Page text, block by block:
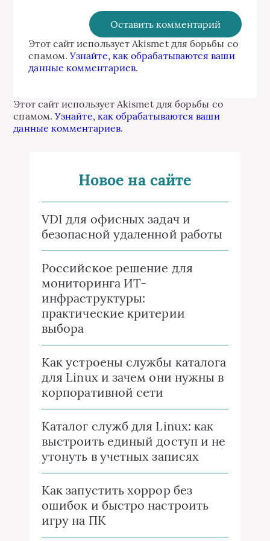
Этот сайт использует Akismet для борьбы со
спамом.Узнайте, как обрабатываются ваши
данные комментариев.
Этот сайт использует Akismet для борьбы со
спамом.Узнайте, как обрабатываются ваши
данные комментариев.
Новое на сайте
VDI для офисных задач и
безопасной удаленной работы
Российское решение для
мониторинга ИТ-
инфраструктуры:
практические критерии
выбора
Как устроены службы каталога
для Linux и зачем они нужны в
корпоративной сети
Каталог служб для Linux: как
выстроить единый доступ и не
утонуть в учетных записях
Как запустить хоррор без
ошибок и быстро настроить
игру на ПК